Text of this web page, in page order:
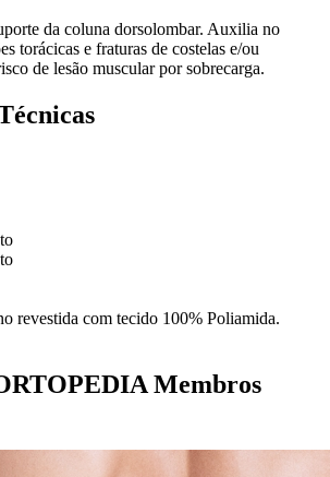
da coluna dorsolombar. Auxilia no
torácicas e fraturas de costelas e/ou
de lesão muscular por sobrecarga.
revestida com tecido 100% Poliamida.
Membros